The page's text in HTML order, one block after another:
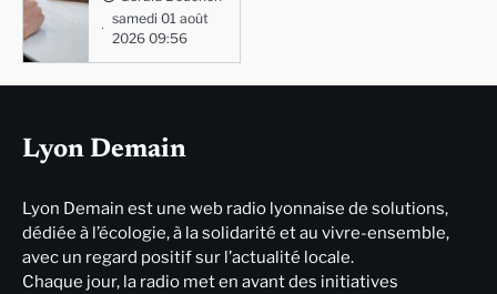
samedi 01 août
2026 09:56
Lyon Demain
Lyon Demain est une web radio lyonnaise de solutions,
dédiée à l’écologie, à la solidarité et au vivre-ensemble,
avec un regard positif sur l’actualité locale.
Chaque jour, la radio met en avant des initiatives